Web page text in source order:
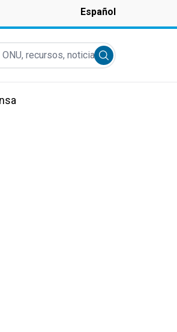
Español
recursos, noticias y más...
Submit search